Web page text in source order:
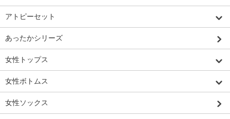
アトピーセット
あったかシリーズ
女性トップス
女性ボトムス
女性ソックス